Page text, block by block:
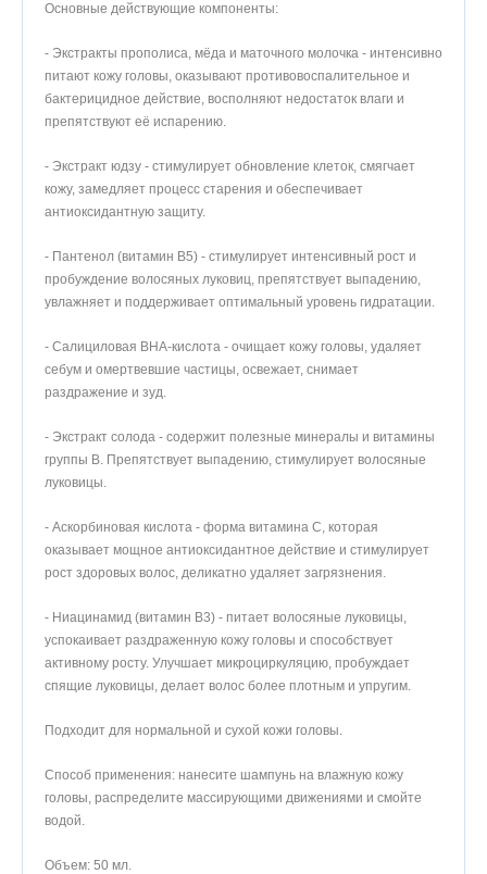
Основные действующие компоненты:
- Экстракты прополиса, мёда и маточного молочка - интенсивно
питают кожу головы, оказывают противовоспалительное и
бактерицидное действие, восполняют недостаток влаги и
препятствуют её испарению.
- Экстракт юдзу - стимулирует обновление клеток, смягчает
кожу, замедляет процесс старения и обеспечивает
антиоксидантную защиту.
- Пантенол (витамин B5) - стимулирует интенсивный рост и
пробуждение волосяных луковиц, препятствует выпадению,
увлажняет и поддерживает оптимальный уровень гидратации.
- Салициловая BHA-кислота - очищает кожу головы, удаляет
себум и омертвевшие частицы, освежает, снимает
раздражение и зуд.
- Экстракт солода - содержит полезные минералы и витамины
группы B. Препятствует выпадению, стимулирует волосяные
луковицы.
- Аскорбиновая кислота - форма витамина C, которая
оказывает мощное антиоксидантное действие и стимулирует
рост здоровых волос, деликатно удаляет загрязнения.
- Ниацинамид (витамин B3) - питает волосяные луковицы,
успокаивает раздраженную кожу головы и способствует
активному росту. Улучшает микроциркуляцию, пробуждает
спящие луковицы, делает волос более плотным и упругим.
Подходит для нормальной и сухой кожи головы.
Способ применения: нанесите шампунь на влажную кожу
головы, распределите массирующими движениями и смойте
водой.
Объем: 50 мл.